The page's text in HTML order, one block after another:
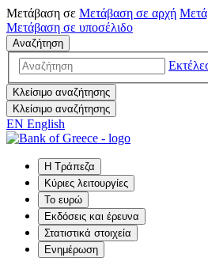
Μετάβαση σε Μετάβαση σε αρχή
Μετάβαση σε υποσέλιδο
Αναζήτηση
Κλείσιμο αναζήτησης
Κλείσιμο αναζήτησης
EN English
Η Τράπεζα
Κύριες λειτουργίες
Το ευρώ
Εκδόσεις και έρευνα
Στατιστικά στοιχεία
Ενημέρωση